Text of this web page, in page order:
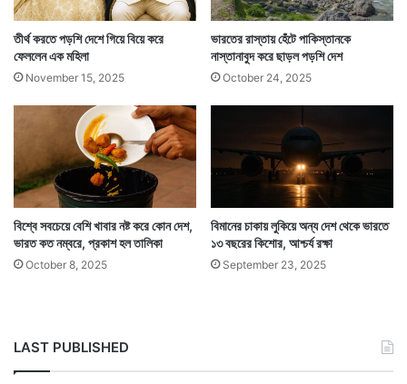
আফগান সেনা গত কয়েকদিনে বিমান হানায় কিছু তালিবান শিবির
গুঁড়িয়ে দিলেও তালিবানের দাপটে আফগান সেনাকে অন্য দেশে
পালাতেও দেখা গেছে। আফগানিস্তানের মাটিতে হত্যা করা হয়েছে
ভারতীয় সাংবাদিককে।
তীর্থ করতে পড়শি দেশে গিয়ে বিয়ে করে
ফেললেন এক মহিলা
November 15, 2025
ভারতের রাস্তায় হেঁটে পাকিস্তানকে
নাস্তানাবুদ করে ছাড়ল পড়শি দেশ
October 24, 2025
বিশ্বে সবচেয়ে বেশি খাবার নষ্ট করে কোন দেশ,
ভারত কত নম্বরে, প্রকাশ হল তালিকা
October 8, 2025
বিমানের চাকায় লুকিয়ে অন্য দেশ থেকে ভারতে
১৩ বছরের কিশোর, আশ্চর্য রক্ষা
September 23, 2025
LAST PUBLISHED